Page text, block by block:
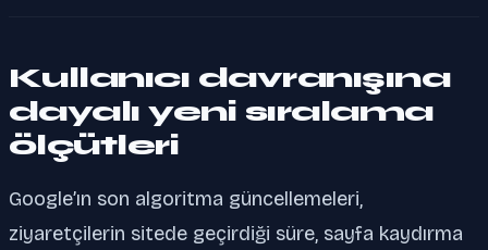
Kullanıcı davranışına
dayalı yeni sıralama
ölçütleri
Google’ın son algoritma güncellemeleri,
ziyaretçilerin sitede geçirdiği süre, sayfa kaydırma